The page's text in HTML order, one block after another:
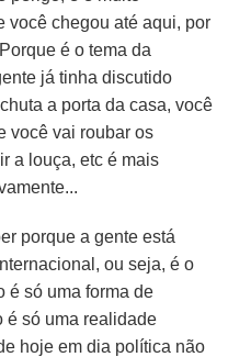
você chegou até aqui, por
é o tema da
já tinha discutido
a porta da casa, você
você vai roubar os
a louça, etc é mais
porque a gente está
ou seja, é o
é só uma forma de
é só uma realidade
hoje em dia política não